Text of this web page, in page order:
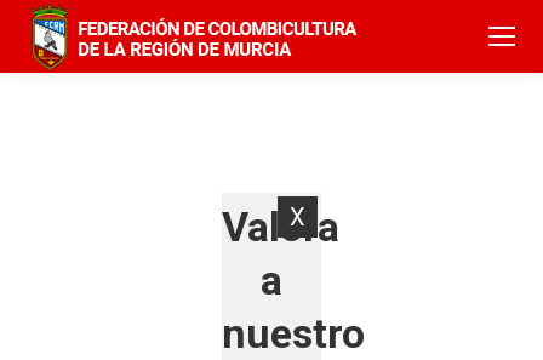
Valora
a
nuestro
X